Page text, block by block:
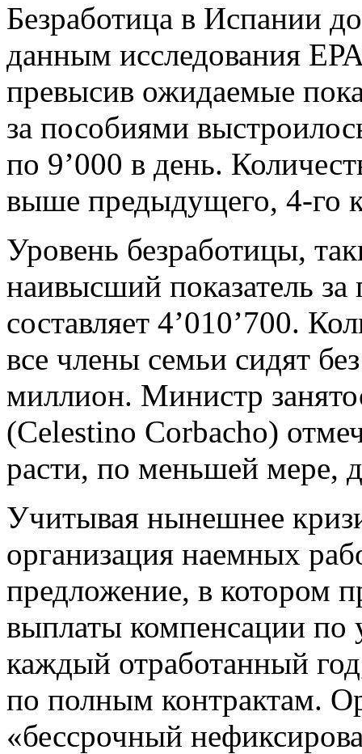
Безработица в Испании
данным исследования
превысив ожидаемые
за пособиями
по 9’000 в день.
выше предыдущего, 4-го
Уровень безработицы,
наивысший показатель
составляет 4’010’700.
все члены семьи сидят
миллион. Министр
(Celestino Corbacho)
расти, по меньшей мере,
Учитывая нынешнее
организация наемных
предложение, в котором
выплаты компенсации по
каждый отработанный
по полным контрактам.
«бессрочный